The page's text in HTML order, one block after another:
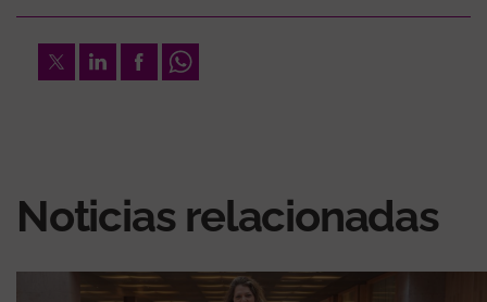
TwitterLinkedInFacebookWhatsapp
Noticias relacionadas